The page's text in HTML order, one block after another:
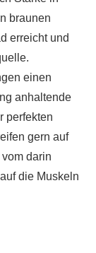
braunen
erreicht und
einen
anhaltende
perfekten
gern auf
darin
die Muskeln